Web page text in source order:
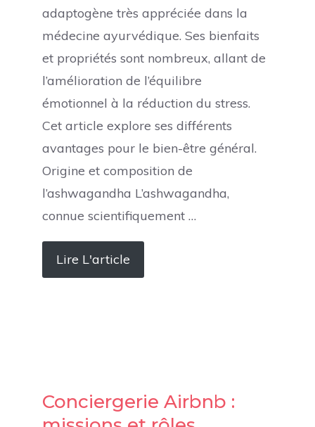
adaptogène très appréciée dans la
médecine ayurvédique. Ses bienfaits
et propriétés sont nombreux, allant de
l’amélioration de l’équilibre
émotionnel à la réduction du stress.
Cet article explore ses différents
avantages pour le bien-être général.
Origine et composition de
l’ashwagandha L’ashwagandha,
connue scientifiquement …
Lire L'article
Conciergerie Airbnb :